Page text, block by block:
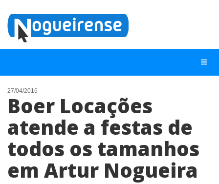
NOTÍCIAS
LISTA DIGITAL
TELEFONES ÚTEIS
CONTATO
27/04/2016
Boer Locações
atende a festas de
todos os tamanhos
em Artur Nogueira